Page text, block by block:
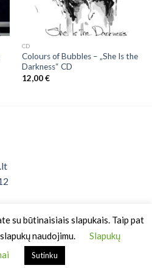
CD
Colours of Bubbles – „She Is the
Darkness“ CD
12,00€
nuo 2026 ©
su būtinaisiais slapukais. Taip pat
naudojimu.
Slapukų
Sutinku